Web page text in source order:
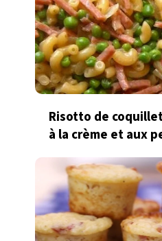
Risotto de
à la crème et aux